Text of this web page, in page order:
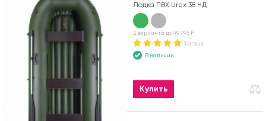
Лодка ПВХ Urex 38 НД
2 варианта до 49 795 ₽
1 отзыв
В наличии
Купить